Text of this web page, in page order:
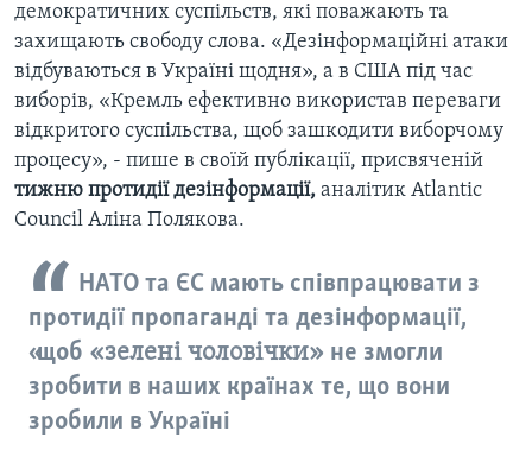
ПОГЛЯД З ВАШИНГТОНА
Мови
демократичних суспільств, які поважають та
захищають свободу слова. «Дезінформаційні атаки
відбуваються в Україні щодня», а в США під час
виборів, «Кремль ефективно використав переваги
відкритого суспільства, щоб зашкодити виборчому
процесу», - пише в своїй публікації, присвяченій
тижню протидії дезінформації, аналітик Atlantic
Council Аліна Полякова.
НАТО та ЄС мають співпрацювати з
протидії пропаганді та дезінформації,
«щоб «зелені чоловічки» не змогли
зробити в наших країнах те, що вони
зробили в Україні